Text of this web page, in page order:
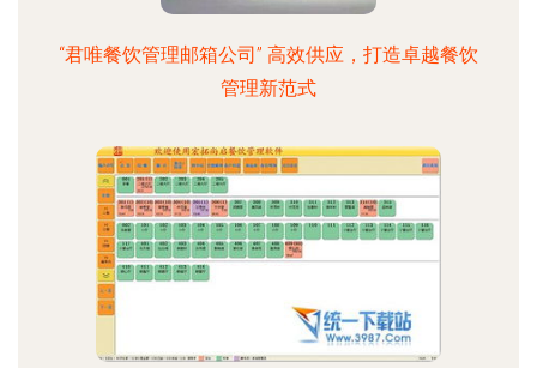
“君唯餐饮管理邮箱公司” 高效供应，打造卓越餐饮
管理新范式